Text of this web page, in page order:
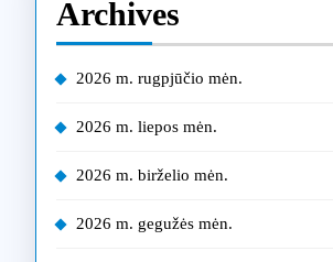
Archives
2026 m. rugpjūčio mėn.
2026 m. liepos mėn.
2026 m. birželio mėn.
2026 m. gegužės mėn.